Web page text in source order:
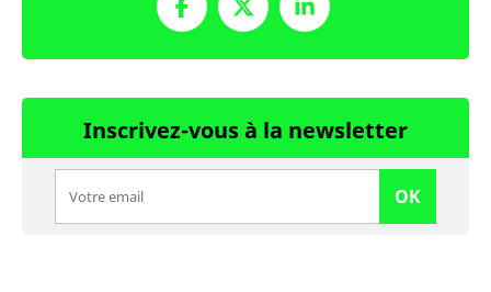
Inscrivez-vous à la newsletter
OK